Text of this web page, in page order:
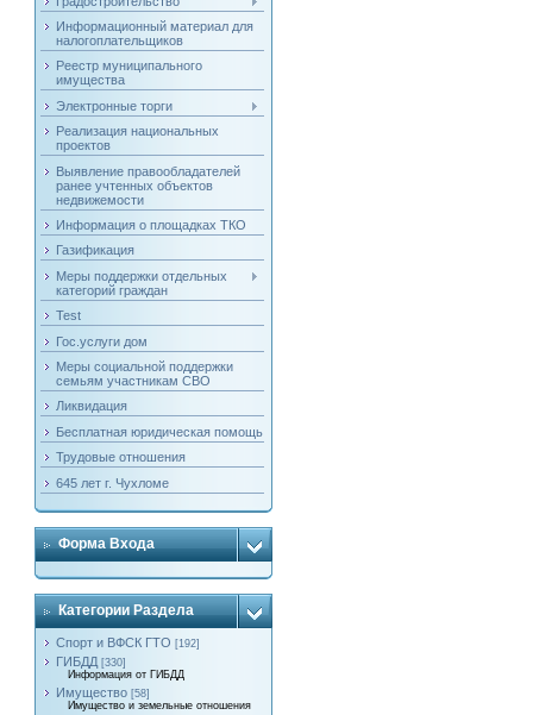
Информационный материал для
налогоплательщиков
Реестр муниципального
имущества
Электронные торги
Реализация национальных
проектов
Выявление правообладателей
ранее учтенных объектов
недвижемости
Информация о площадках ТКО
Газификация
Меры поддержки отдельных
категорий граждан
Test
Гос.услуги дом
Меры социальной поддержки
семьям участникам СВО
Ликвидация
Бесплатная юридическая помощь
Трудовые отношения
645 лет г. Чухломе
Форма Входа
Категории Раздела
Спорт и ВФСК ГТО [192]
ГИБДД [330]
Информация от ГИБДД
Имущество [58]
Имущество и земельные отношения